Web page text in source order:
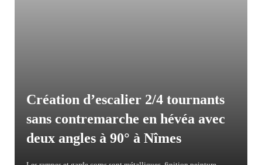
Création d’escalier 2/4 tournants
sans contremarche en hévéa avec
deux angles à 90° à Nîmes